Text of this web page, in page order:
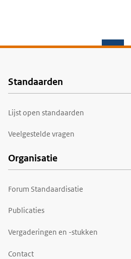
Voet
Standaarden
Lijst open standaarden
Veelgestelde vragen
Organisatie
Forum Standaardisatie
Publicaties
Vergaderingen en -stukken
Contact